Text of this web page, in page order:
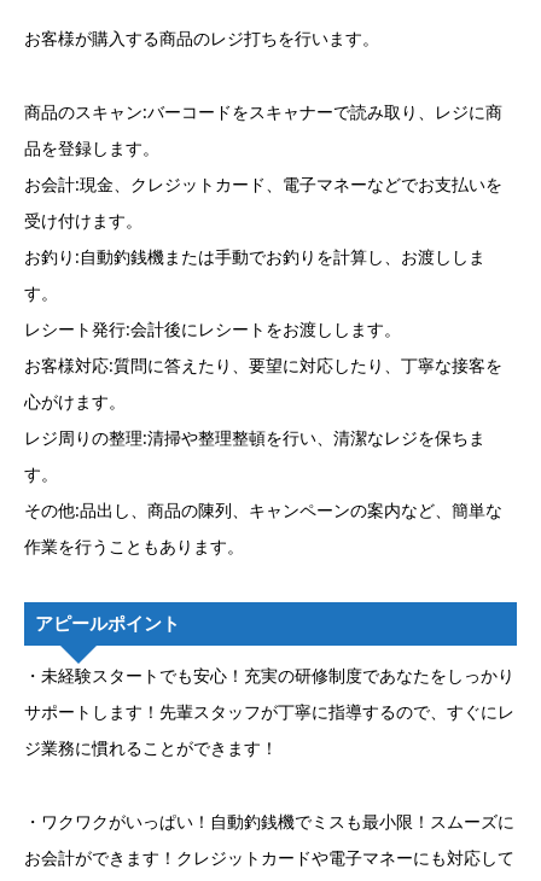
お客様が購入する商品のレジ打ちを行います。
商品のスキャン:バーコードをスキャナーで読み取り、レジに商
品を登録します。
お会計:現金、クレジットカード、電子マネーなどでお支払いを
受け付けます。
お釣り:自動釣銭機または手動でお釣りを計算し、お渡ししま
す。
レシート発行:会計後にレシートをお渡しします。
お客様対応:質問に答えたり、要望に対応したり、丁寧な接客を
心がけます。
レジ周りの整理:清掃や整理整頓を行い、清潔なレジを保ちま
す。
その他:品出し、商品の陳列、キャンペーンの案内など、簡単な
作業を行うこともあります。
アピールポイント
・未経験スタートでも安心！充実の研修制度であなたをしっかり
サポートします！先輩スタッフが丁寧に指導するので、すぐにレ
ジ業務に慣れることができます！
・ワクワクがいっぱい！自動釣銭機でミスも最小限！スムーズに
お会計ができます！クレジットカードや電子マネーにも対応して